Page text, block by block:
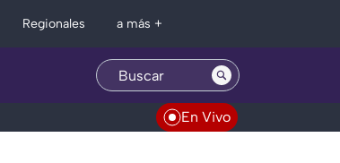
Regionales a más +
En Vivo